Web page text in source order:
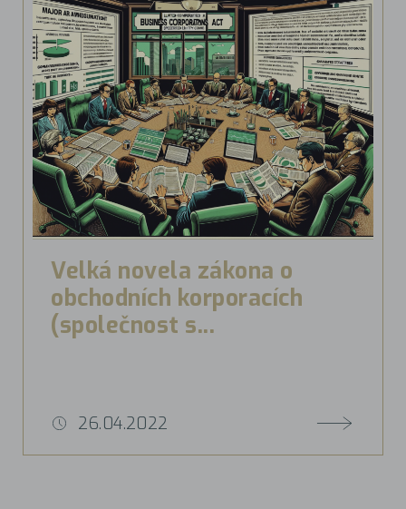
Velká novela zákona o
obchodních korporacích
(společnost s...
26.04.2022